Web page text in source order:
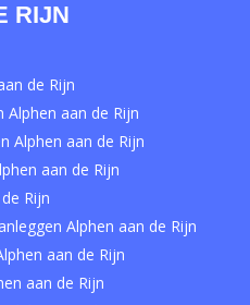
RIJN
de Rijn
aan de Rijn
Alphen aan de Rijn
aan de Rijn
Rijn
Alphen aan de Rijn
aan de Rijn
aan de Rijn